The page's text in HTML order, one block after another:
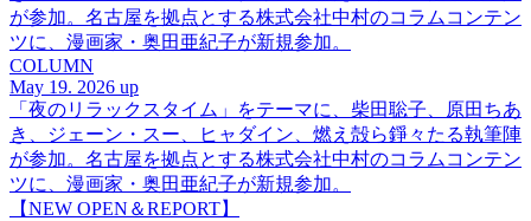
が参加。名古屋を拠点とする株式会社中村のコラムコンテン
ツに、漫画家・奥田亜紀子が新規参加。
COLUMN
May 19. 2026 up
「夜のリラックスタイム」をテーマに、柴田聡子、原田ちあ
き、ジェーン・スー、ヒャダイン、燃え殻ら錚々たる執筆陣
が参加。名古屋を拠点とする株式会社中村のコラムコンテン
ツに、漫画家・奥田亜紀子が新規参加。
【NEW OPEN＆REPORT】